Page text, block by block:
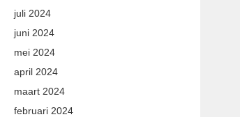
juli 2024
juni 2024
mei 2024
april 2024
maart 2024
februari 2024